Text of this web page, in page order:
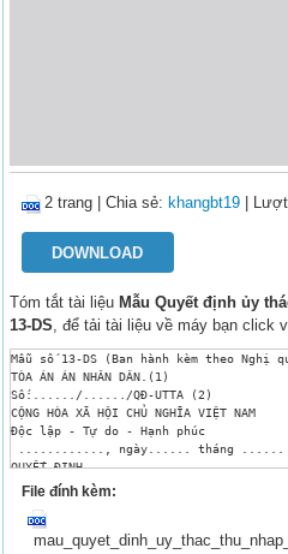
2 trang |Chia sẻ: khangbt19 |
DOWNLOAD
Tóm tắt tài liệu Mẫu Quyết định ủy
13-DS, để tải tài liệu về máy bạn click
Mẫu số 13-DS (Ban hành kèm theo Nghị
TÒA ÁN ÁN NHÂN DÂN.(1)
Số:....../....../QĐ-UTTA (2)
CỘNG HÒA XÃ HỘI CHỦ NGHĨA VIỆT NAM
Độc lập - Tự do - Hạnh phúc
............, ngày...... tháng ......
QUYẾT ĐỊNH
UỶ THÁC THU THẬP CHỨNG CỨ
Căn cứ vào Điều 97 và Điều 105 của
Căn cứ hồ sơ vụ án dân sự thụ lý số .//
File đính kèm: